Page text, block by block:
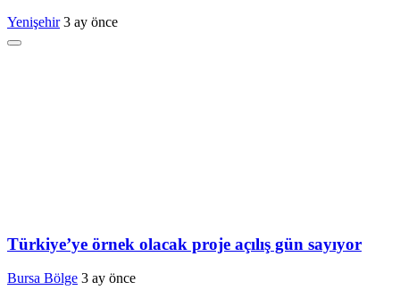
Yenişehir 3 ay önce
Türkiye’ye örnek olacak proje açılış gün sayıyor
Bursa Bölge 3 ay önce